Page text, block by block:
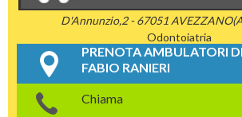
D'Annunzio,2 - 67051
Odontoiatria
PRENOTA AMBULATORI
FABIO RANIERI
Chiama